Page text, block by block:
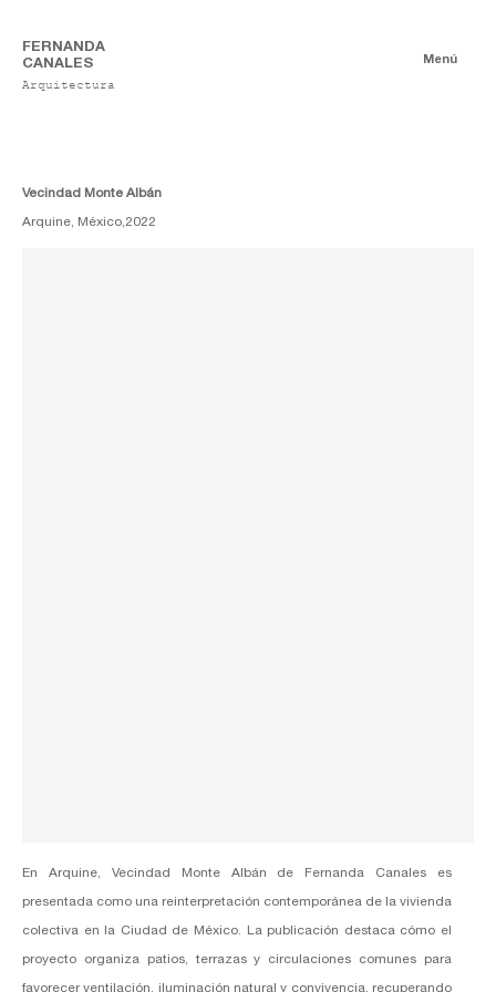
FERNANDA
CANALES
Arquitectura
Menú
Vecindad Monte Albán
Arquine, México,2022
En Arquine, Vecindad Monte Albán de Fernanda Canales es
presentada como una reinterpretación contemporánea de la vivienda
colectiva en la Ciudad de México. La publicación destaca cómo el
proyecto organiza patios, terrazas y circulaciones comunes para
favorecer ventilación, iluminación natural y convivencia, recuperando